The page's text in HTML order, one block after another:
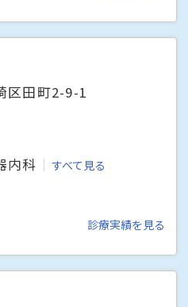
区田町2-9-1
内科 すべて見る
診療実績を見る